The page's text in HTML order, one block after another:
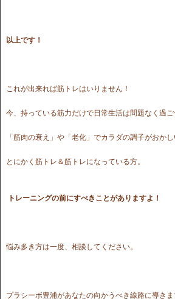
以上です！
これが出来れば筋トレはいりません！
今、持っている筋力だけで日常生活は問題なく過ご
「筋肉の衰え」や「老化」でカラダの調子がおか
とにかく筋トレ＆筋トレになっている方。
トレーニングの前にすべきことがありますよ！
悩み多き方は一度、相談してください。
プラシーボ豊浦があなたの向かうべき線路に導きま